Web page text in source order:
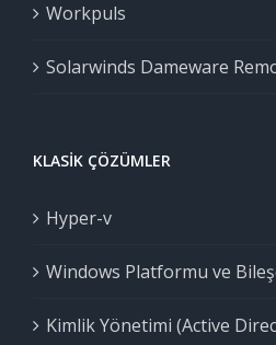
Workpuls
Solarwinds Dameware
KLASIK ÇÖZÜMLER
Hyper-v
Windows Platformu ve
Kimlik Yönetimi (Active